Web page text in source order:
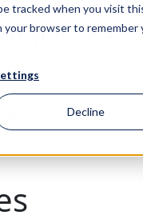
tracked when you visit
your browser to remember
Decline
de
la